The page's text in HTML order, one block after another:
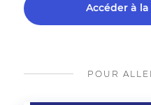
Accéder à
POUR